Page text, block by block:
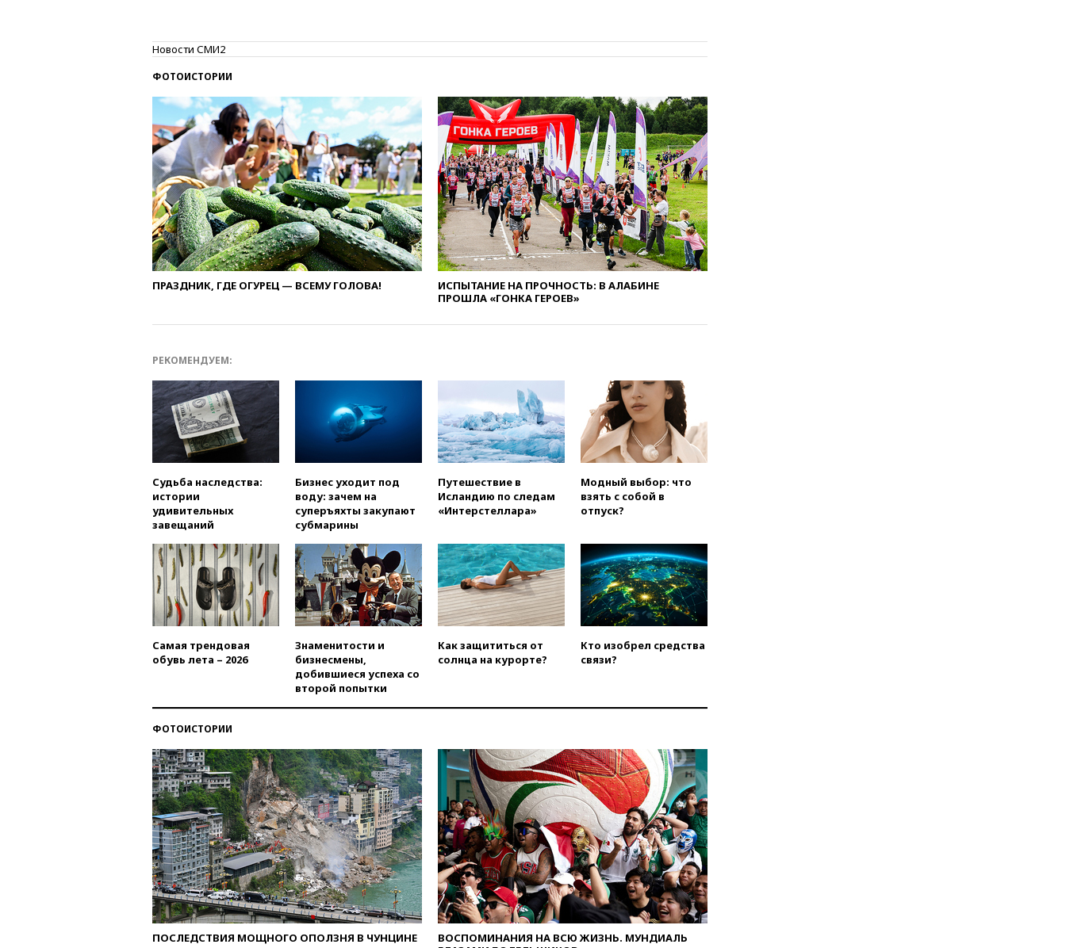
в Госдепе, чтобы «вести
войну»
попытке попасть из Марокко в
Сеуту на параплане
00:30
FT: ЕС не готов принять в
блок Украину из-за уровня
коррупции
вчера, 23:35Лукашенко
объяснил экономическую
выгоду безвизового режима с
ЕС
вчера, 22:59На башню
ресторана «Армения» в
Москве вернут утраченную
скульптуру балерины
вчера, 22:45Литовец
вчера, 22:28
Бессент
анонсировал скорое
соглашение о прекращении
огня США и Ирана
вчера, 22:15
Три человека
получили ножевые ранения
вчера, 22:00Путин поручил
выделить средства на новые
области
вчера, 21:56The Atlantic: Маск
отказал Украине в
использовании Starlink для
атак вглубь РФ
складе в Брянске возбудили
уголовное дело
вчера, 21:15Пентагон
опубликовал 16 новых видео с
НЛО
вчера, 21:00На границе
Украины с Польшей скопилось
свыше 6,5 тысячи грузовиков
вчера, 20:53Швыдкой:
«Интервидение» точно
пройдет в 2026 году
вчера, 20:45ПВО за день
сбила еще 75 украинских
беспилотников над Россией
Новости СМИ2
ФОТОИСТОРИИ
ПРАЗДНИК, ГДЕ ОГУРЕЦ — ВСЕМУ ГОЛОВА!
ИСПЫТАНИЕ НА ПРОЧНОСТЬ: В АЛАБИНЕ
ПРОШЛА «ГОНКА ГЕРОЕВ»
РЕКОМЕНДУЕМ:
Судьба наследства:
истории
удивительных
завещаний
Бизнес уходит под
воду: зачем на
суперъяхты закупают
субмарины
Путешествие в
Исландию по следам
«Интерстеллара»
Модный выбор: что
взять с собой в
отпуск?
Самая трендовая
обувь лета – 2026
Знаменитости и
бизнесмены,
добившиеся успеха со
второй попытки
Как защититься от
солнца на курорте?
Кто изобрел средства
связи?
ФОТОИСТОРИИ
ПОСЛЕДСТВИЯ МОЩНОГО ОПОЛЗНЯ В ЧУНЦИНЕ
ВОСПОМИНАНИЯ НА ВСЮ ЖИЗНЬ. МУНДИАЛЬ